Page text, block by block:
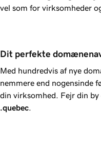
vel som for virksomheder
Dit perfekte
Med hundredvis af nye
nemmere end nogensinde
din virksomhed. Fejr din
.quebec